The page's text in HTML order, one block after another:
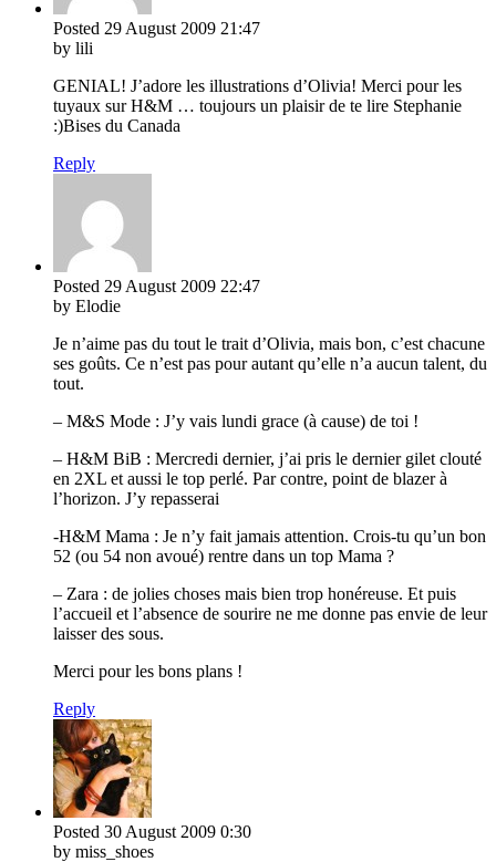
Posted 29 August 2009 21:47
by lili
GENIAL! J’adore les illustrations d’Olivia! Merci pour les
tuyaux sur H&M … toujours un plaisir de te lire Stephanie
:)Bises du Canada
Reply
Posted 29 August 2009 22:47
by Elodie
Je n’aime pas du tout le trait d’Olivia, mais bon, c’est chacune
ses goûts. Ce n’est pas pour autant qu’elle n’a aucun talent, du
tout.
– M&S Mode : J’y vais lundi grace (à cause) de toi !
– H&M BiB : Mercredi dernier, j’ai pris le dernier gilet clouté
en 2XL et aussi le top perlé. Par contre, point de blazer à
l’horizon. J’y repasserai
-H&M Mama : Je n’y fait jamais attention. Crois-tu qu’un bon
52 (ou 54 non avoué) rentre dans un top Mama ?
– Zara : de jolies choses mais bien trop honéreuse. Et puis
l’accueil et l’absence de sourire ne me donne pas envie de leur
laisser des sous.
Merci pour les bons plans !
Reply
Posted 30 August 2009 0:30
by miss_shoes